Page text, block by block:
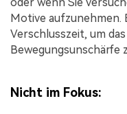
oder wenn Sie
Motive aufzunehmen.
Verschlusszeit, um
Bewegungsunschärfe
Nicht im Fokus: